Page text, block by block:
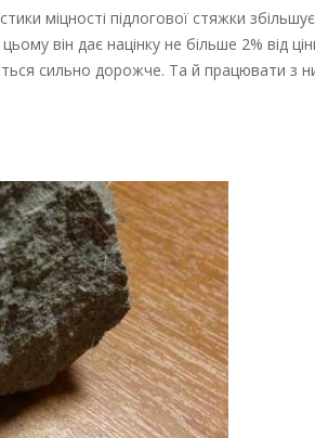
міцності підлогової стяжки
він дає націнку не більше 2% від
сильно дорожче. Та й працювати з